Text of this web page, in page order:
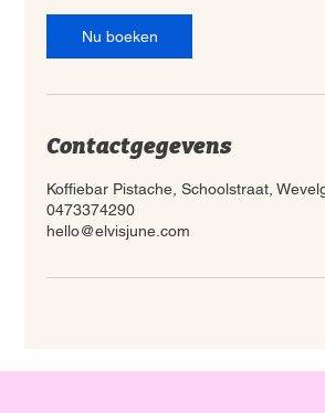
Nu boeken
Contactgegevens
Koffiebar Pistache, Schoolstraat,
0473374290
hello@elvisjune.com